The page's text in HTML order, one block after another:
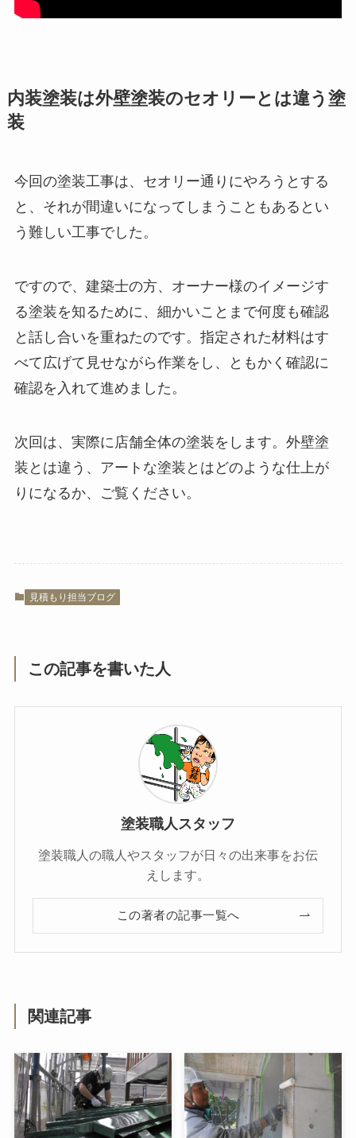
内装塗装は外壁塗装のセオリーとは違う塗
装
今回の塗装工事は、セオリー通りにやろうとする
と、それが間違いになってしまうこともあるとい
う難しい工事でした。
ですので、建築士の方、オーナー様のイメージす
る塗装を知るために、細かいことまで何度も確認
と話し合いを重ねたのです。指定された材料はす
べて広げて見せながら作業をし、ともかく確認に
確認を入れて進めました。
次回は、実際に店舗全体の塗装をします。外壁塗
装とは違う、アートな塗装とはどのような仕上が
りになるか、ご覧ください。
見積もり担当ブログ
この記事を書いた人
塗装職人スタッフ
塗装職人の職人やスタッフが日々の出来事をお伝
えします。
この著者の記事一覧へ
関連記事